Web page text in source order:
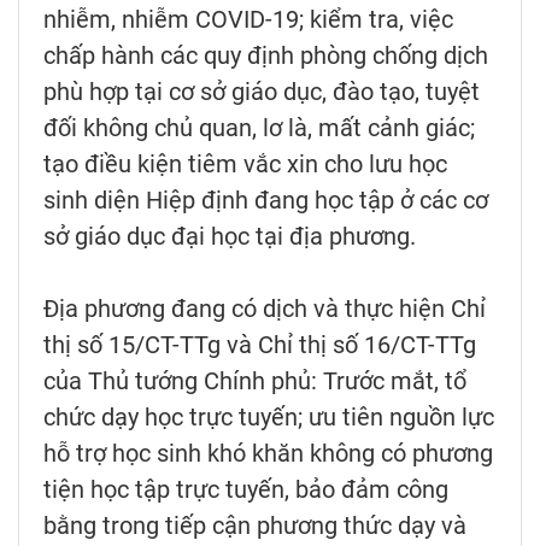
nhiễm, nhiễm COVID-19; kiểm tra, việc
chấp hành các quy định phòng chống dịch
phù hợp tại cơ sở giáo dục, đào tạo, tuyệt
đối không chủ quan, lơ là, mất cảnh giác;
tạo điều kiện tiêm vắc xin cho lưu học
sinh diện Hiệp định đang học tập ở các cơ
sở giáo dục đại học tại địa phương.
Địa phương đang có dịch và thực hiện Chỉ
thị số 15/CT-TTg và Chỉ thị số 16/CT-TTg
của Thủ tướng Chính phủ: Trước mắt, tổ
chức dạy học trực tuyến; ưu tiên nguồn lực
hỗ trợ học sinh khó khăn không có phương
tiện học tập trực tuyến, bảo đảm công
bằng trong tiếp cận phương thức dạy và